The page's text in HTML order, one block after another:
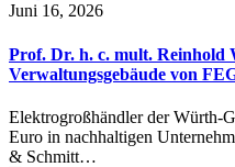
Juni 16, 2026
Prof. Dr. h. c. mult. Reinhold
Verwaltungsgebäude von
Elektrogroßhändler der Würth-
Euro in nachhaltigen
& Schmitt…